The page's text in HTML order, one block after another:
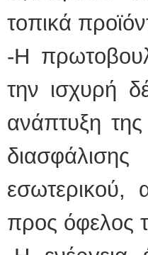
τοπικά
-Η
την ισχυρή
ανάπτυξη
εσωτερικού,
προς όφελος